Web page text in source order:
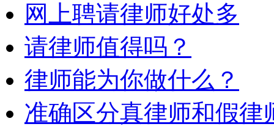
网上聘请律师好处多
请律师值得吗？
律师能为你做什么？
准确区分真律师和假律